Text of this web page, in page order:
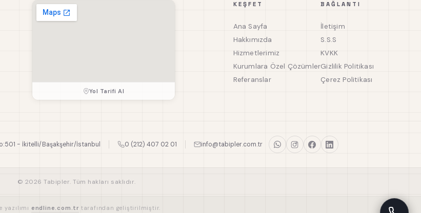
Yol Tarifi Al
KEŞFET
Ana Sayfa
Hakkımızda
Hizmetlerimiz
Kurumlara Özel Çözümler
Referanslar
BAĞLANTI
İletişim
S.S.S
KVKK
Gizlilik Politikası
Çerez Politikası
- İkitelli/Başakşehir/İstanbul 0 (212) 407 02 01 info@tabipler.com.tr
© 2026 Tabipler. Tüm hakları saklıdır.
yazılımı endline.com.tr tarafından geliştirilmiştir.